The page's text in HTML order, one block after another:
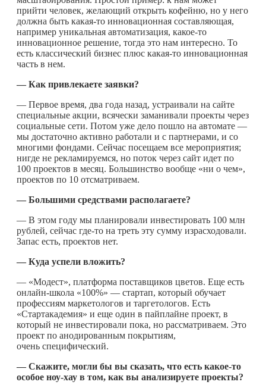
прийти человек, желающий открыть кофейню, но у него
должна быть какая-то инновационная составляющая,
например уникальная автоматизация, какое-то
инновационное решение, тогда это нам интересно. То
есть классический бизнес плюс какая-то инновационная
часть в нем.
— Как привлекаете заявки?
— Первое время, два года назад, устраивали на сайте
специальные акции, всячески заманивали проекты через
социальные сети. Потом уже дело пошло на автомате —
мы достаточно активно работали и с партнерами, и со
многими фондами. Сейчас посещаем все мероприятия;
нигде не рекламируемся, но поток через сайт идет по
100 проектов в месяц. Большинство вообще «ни о чем»,
проектов по 10 отсматриваем.
— Большими средствами располагаете?
— В этом году мы планировали инвестировать 100 млн
рублей, сейчас где-то на треть эту сумму израсходовали.
Запас есть, проектов нет.
— Куда успели вложить?
— «Модест», платформа поставщиков цветов. Еще есть
онлайн-школа «100%» — стартап, который обучает
профессиям маркетологов и таргетологов. Есть
«Стартакадемия» и еще один в пайплайне проект, в
который не инвестировали пока, но рассматриваем. Это
проект по анодированным покрытиям,
очень специфический.
— Скажите, могли бы вы сказать, что есть какое-то
особое ноу-хау в том, как вы анализируете проекты?